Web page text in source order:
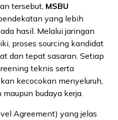
tersebut, MSBU
yang lebih
hasil. Melalui jaringan
proses sourcing kandidat
dan tepat sasaran. Setiap
teknis serta
kecocokan menyeluruh,
budaya kerja.
Agreement) yang jelas